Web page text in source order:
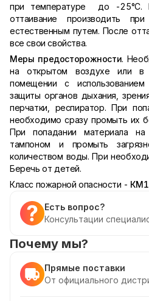
при температуре до -25°С.
оттаивание производить
естественным путем. После
все свои свойства.
Меры предосторожности.
на открытом воздухе или в
помещении с использованием
защиты органов дыхания,
перчатки, респиратор. При
необходимо сразу промыть их
При попадании материала
тампоном и промыть
количеством воды. При
Беречь от детей.
Класс пожарной опасности - КМ1
Есть вопрос?
Консультации
Почему мы?
Прямые поставки
От официального